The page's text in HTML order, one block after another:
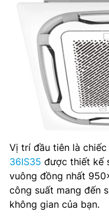
Vị trí đầu tiên là chiếc
36IS35 được thiết kế
vuông đồng nhất
công suất mang đến
không gian của bạn.